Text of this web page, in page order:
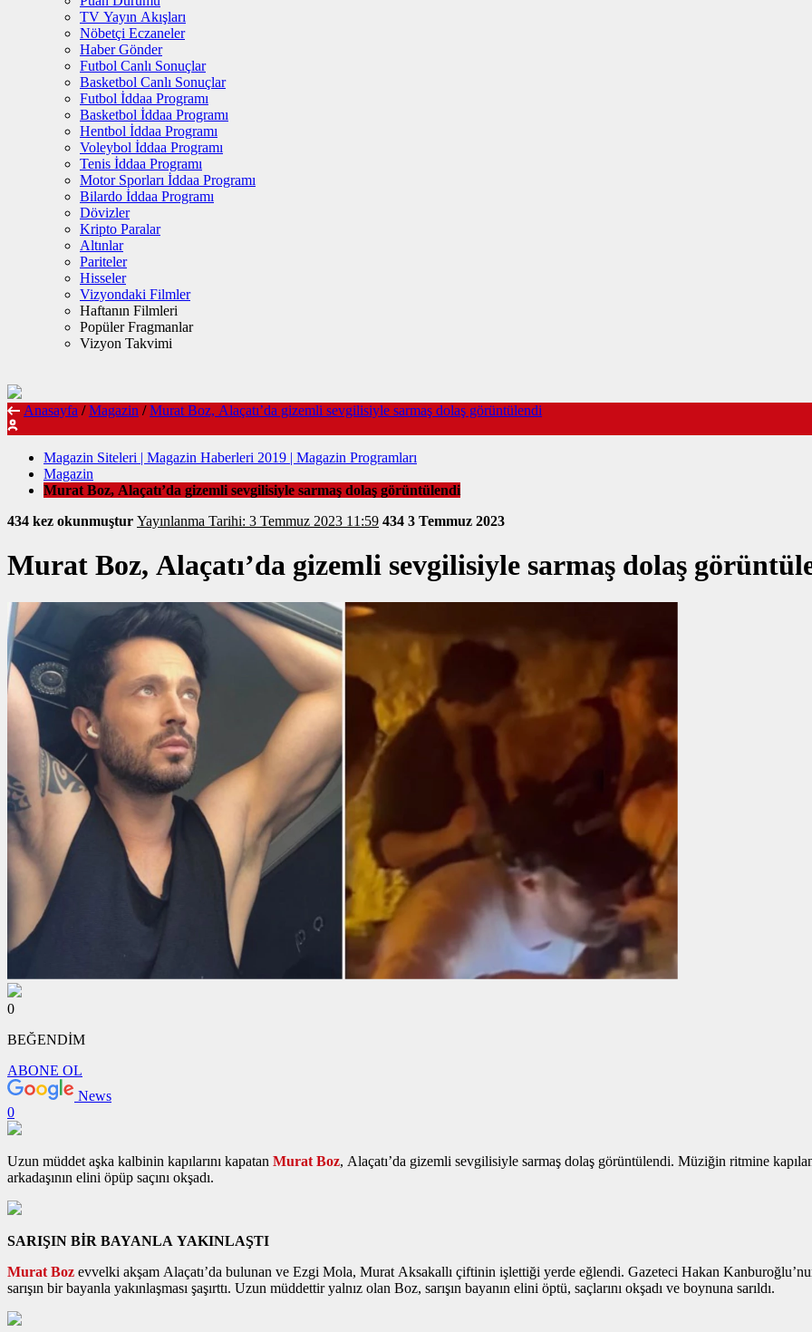
TV Yayın Akışları
Nöbetçi Eczaneler
Haber Gönder
Futbol Canlı Sonuçlar
Basketbol Canlı Sonuçlar
Futbol İddaa Programı
Basketbol İddaa Programı
Hentbol İddaa Programı
Voleybol İddaa Programı
Tenis İddaa Programı
Motor Sporları İddaa Programı
Bilardo İddaa Programı
Dövizler
Kripto Paralar
Altınlar
Pariteler
Hisseler
Vizyondaki Filmler
Haftanın Filmleri
Popüler Fragmanlar
Vizyon Takvimi
Anasayfa / Magazin / Murat Boz, Alaçatı’da gizemli sevgilisiyle sarmaş dolaş görüntülendi
Magazin Siteleri | Magazin Haberleri 2019 | Magazin Programları
Magazin
Murat Boz, Alaçatı’da gizemli sevgilisiyle sarmaş dolaş görüntülendi
434 kez okunmuştur
Yayınlanma Tarihi: 3 Temmuz 2023 11:59 434 3 Temmuz 2023
Murat Boz, Alaçatı’da gizemli sevgilisiyle sarmaş dolaş
0
BEĞENDİM
ABONE OL
News
0
Uzun müddet aşka kalbinin kapılarını kapatan Murat Boz, Alaçatı’da gizemli sevgilisiyle sarmaş dolaş görüntülendi. Müziğin ritmine
arkadaşının elini öpüp saçını okşadı.
SARIŞIN BİR BAYANLA YAKINLAŞTI
Murat Boz evvelki akşam Alaçatı’da bulunan ve Ezgi Mola, Murat Aksakallı çiftinin işlettiği yerde eğlendi. Gazeteci Hakan
sarışın bir bayanla yakınlaşması şaşırttı. Uzun müddettir yalnız olan Boz, sarışın bayanın elini öptü, saçlarını okşadı ve boynuna sarıldı.